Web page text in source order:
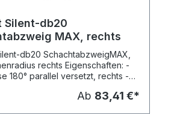
Silent-db20
MAX, rechts
db20 SchachtabzweigMAX,
rechts Eigenschaften: -
180° parallel versetzt, rechts -
Ab 83,41 €*